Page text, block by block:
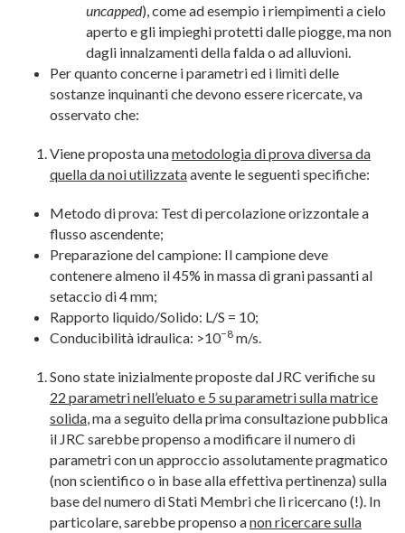
uncapped), come ad esempio i riempimenti a cielo
aperto e gli impieghi protetti dalle piogge, ma non
dagli innalzamenti della falda o ad alluvioni.
Per quanto concerne i parametri ed i limiti delle
sostanze inquinanti che devono essere ricercate, va
osservato che:
Viene proposta unametodologia di prova diversa da
quella da noi utilizzataavente le seguenti specifiche:
Metodo di prova: Test di percolazione orizzontale a
flusso ascendente;
Preparazione del campione: Il campione deve
contenere almeno il 45% in massa di grani passanti al
setaccio di 4 mm;
Rapporto liquido/Solido: L/S = 10;
Conducibilità idraulica: >10−8 m/s.
Sono state inizialmente proposte dal JRC verifiche su
22 parametri nell’eluato e 5 su parametri sulla matrice
solida, ma a seguito della prima consultazione pubblica
il JRC sarebbe propenso a modificare il numero di
parametri con un approccio assolutamente pragmatico
(non scientifico o in base alla effettiva pertinenza) sulla
base del numero di Stati Membri che li ricercano (!). In
particolare, sarebbe propenso anon ricercare sulla